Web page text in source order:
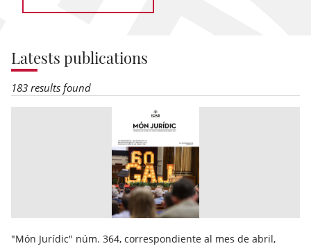
Latests publications
183 results found
"Món Jurídic" núm. 364, correspondiente al mes de abril,